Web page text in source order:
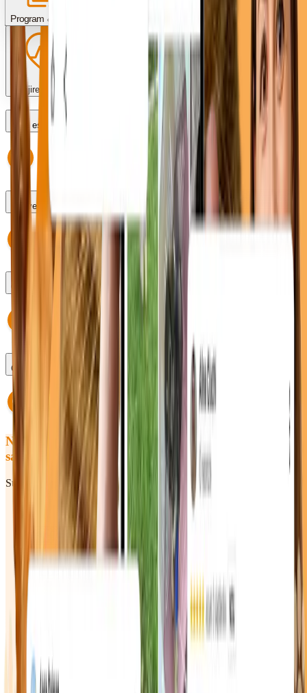
Program & programări
Îngrijire post-operator
Care este programul?
Pot veni fără programare?
Cum fac o programare?
Ce se întâmplă dacă întârzii?
Nu ai găsit răspunsul pe care îl căutai
sau încă ai întrebări? Hai să vorbim!
Sună-ne sau scrie-ne — răspundem rapid în timpul programului.